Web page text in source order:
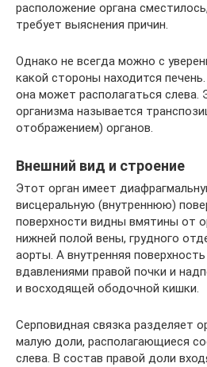
расположение органа
требует выяснения причин.
Однако не всегда можно с
какой стороны находится
она может располагаться слева.
организма называется
отображением) органов.
Внешний вид и строение
Этот орган имеет
висцеральную (внутреннюю)
поверхности видны вмятины от
нижней полой вены, грудного
аорты. А внутренняя
вдавлениями правой почки и
и восходящей ободочной кишки.
Серповидная связка разделяет
малую доли, располагающиеся
слева. В состав правой доли